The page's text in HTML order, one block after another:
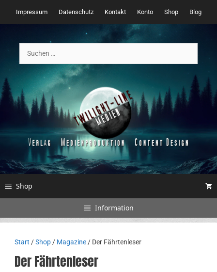
Inhalt
springen
Impressum Datenschutz Kontakt Konto Shop Blog
nach:
Shop
Information
Start /Shop/ Magazine/ Der Fährtenleser
Der Fährtenleser